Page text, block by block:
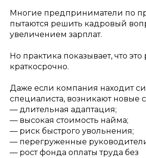
Многие предприниматели по
пытаются решить кадровый
увеличением зарплат.
Но практика показывает, что
краткосрочно.
Даже если компания находит
специалиста, возникают новые
— длительная адаптация;
— высокая стоимость найма;
— риск быстрого увольнения;
— перегруженные
— рост фонда оплаты труда без